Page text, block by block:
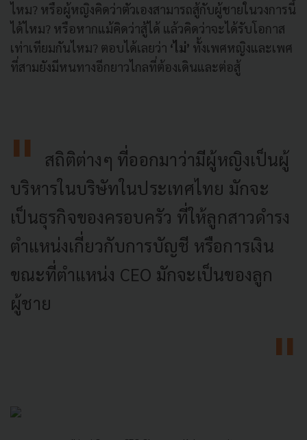
ไหม? หรือผู้หญิงคิดว่าตัวเองสามารถสู้กับผู้ชายในวงการนี้
ได้ไหม? หรือหากแม้คิดว่าสู้ได้ แล้วคิดว่าจะได้รับโอกาส
เท่าเทียมกันไหม? ตอบได้เลยว่า ‘ไม่’ ทั้งเพศหญิงและเพศ
ที่สามยังมีหนทางอีกยาวไกลที่ต้องเดินและต่อสู้
สถิติต่างๆ ที่ออกมาว่ามีผู้หญิงเป็นผู้
บริหารในบริษัทในประเทศไทย มักจะ
เป็นธุรกิจของครอบครัว ที่ให้ลูกสาวดำรง
ตำแหน่งเกี่ยวกับการบัญชี หรือการเงิน
ขณะที่ตำแหน่ง CEO มักจะเป็นของลูก
ผู้ชาย